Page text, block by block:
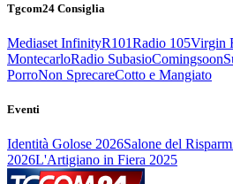
Tgcom24 Consiglia
Mediaset InfinityR101Radio 105Virgin
MontecarloRadio SubasioComingsoon
PorroNon SprecareCotto e Mangiato
Eventi
Identità Golose 2026Salone del
2026L'Artigiano in Fiera 2025